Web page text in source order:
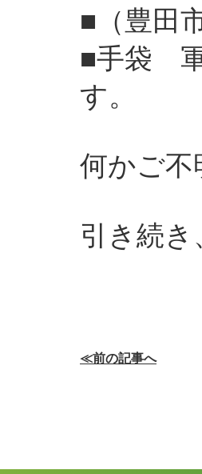
■（豊田
■手袋 軍
す。
何かご不
引き続
≪前の記事へ